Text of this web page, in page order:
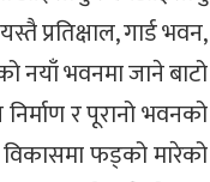
प्रतिक्षाल, गार्ड भवन,
नयाँ भवनमा जाने बाटो
र पूरानो भवनको
फड्को मारेको